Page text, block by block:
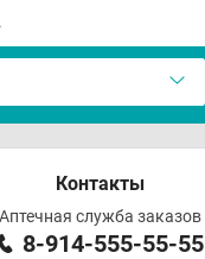
Контакты
Аптечная служба заказов
8-914-555-55-55